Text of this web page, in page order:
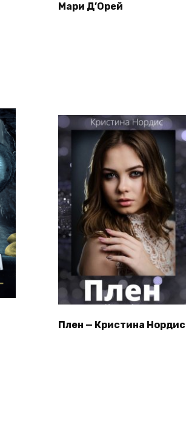
Мари Д’Орей
Плен — Кристина Нордис